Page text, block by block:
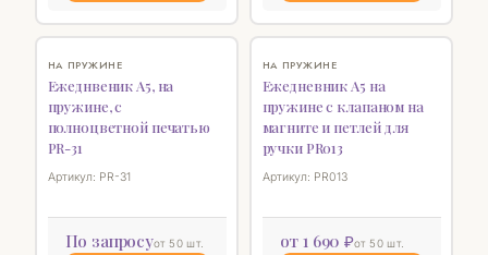
НА ПРУЖИНЕ
Ежеднвеник А5, на
пружине, с
полноцветной печатью
PR-31
Артикул: PR-31
По запросуот 50 шт.
НА ПРУЖИНЕ
Ежедневник А5 на
пружине с клапаном на
магните и петлей для
ручки PR013
Артикул: PR013
от 1 690 ₽от 50 шт.